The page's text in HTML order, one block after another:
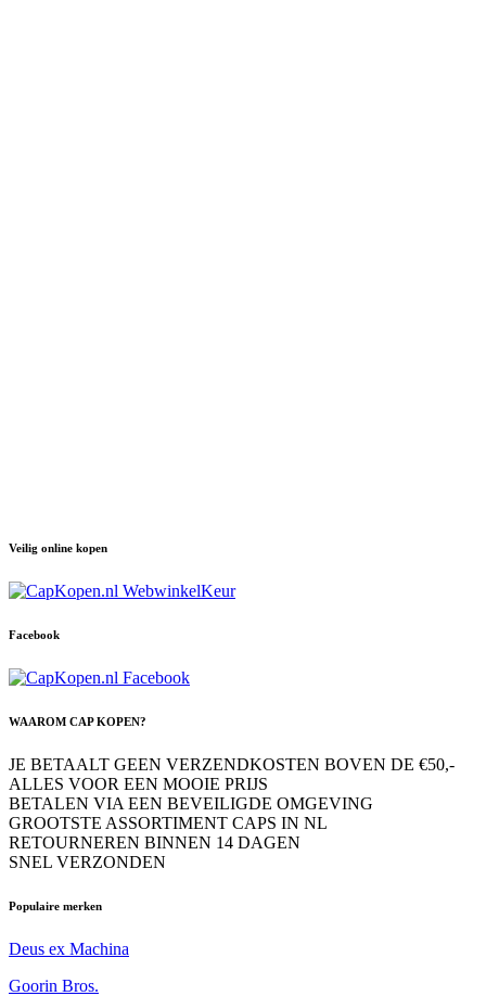
Veilig online kopen
Facebook
WAAROM CAP KOPEN?
JE BETAALT GEEN VERZENDKOSTEN BOVEN DE €50,-
ALLES VOOR EEN MOOIE PRIJS
BETALEN VIA EEN BEVEILIGDE OMGEVING
GROOTSTE ASSORTIMENT CAPS IN NL
RETOURNEREN BINNEN 14 DAGEN
SNEL VERZONDEN
Populaire merken
Deus ex Machina
Goorin Bros.